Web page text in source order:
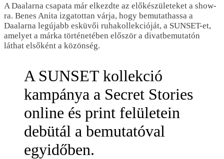
A Daalarna csapata már elkezdte az előkészületeket a show-
ra. Benes Anita izgatottan várja, hogy bemutathassa a
Daalarna legújabb esküvői ruhakollekcióját, a SUNSET-et,
amelyet a márka történetében először a divatbemutatón
láthat elsőként a közönség.
A SUNSET kollekció
kampánya a Secret Stories
online és print felületein
debütál a bemutatóval
egyidőben.